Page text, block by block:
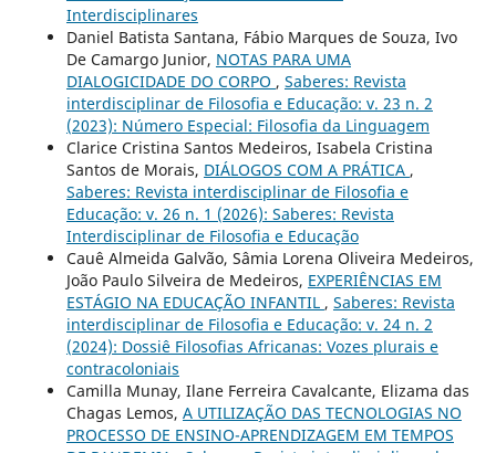
Interdisciplinares
Daniel Batista Santana, Fábio Marques de Souza, Ivo
De Camargo Junior, NOTAS PARA UMA
DIALOGICIDADE DO CORPO , Saberes: Revista
interdisciplinar de Filosofia e Educação: v. 23 n. 2
(2023): Número Especial: Filosofia da Linguagem
Clarice Cristina Santos Medeiros, Isabela Cristina
Santos de Morais, DIÁLOGOS COM A PRÁTICA ,
Saberes: Revista interdisciplinar de Filosofia e
Educação: v. 26 n. 1 (2026): Saberes: Revista
Interdisciplinar de Filosofia e Educação
Cauê Almeida Galvão, Sâmia Lorena Oliveira Medeiros,
João Paulo Silveira de Medeiros, EXPERIÊNCIAS EM
ESTÁGIO NA EDUCAÇÃO INFANTIL , Saberes: Revista
interdisciplinar de Filosofia e Educação: v. 24 n. 2
(2024): Dossiê Filosofias Africanas: Vozes plurais e
contracoloniais
Camilla Munay, Ilane Ferreira Cavalcante, Elizama das
Chagas Lemos, A UTILIZAÇÃO DAS TECNOLOGIAS NO
PROCESSO DE ENSINO-APRENDIZAGEM EM TEMPOS